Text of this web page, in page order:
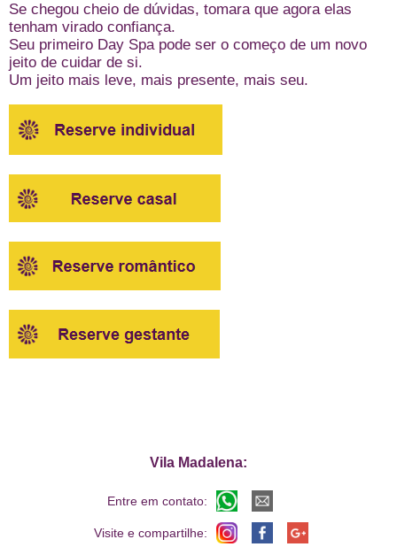
Se chegou cheio de dúvidas, tomara que agora elas
tenham virado confiança.
Seu primeiro Day Spa pode ser o começo de um novo
jeito de cuidar de si.
Um jeito mais leve, mais presente, mais seu.
Vila Madalena:
Entre em contato:
Visite e compartilhe: